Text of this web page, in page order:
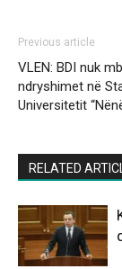
Previous article
VLEN: BDI nuk
ndryshimet në
Universitetit
RELATED